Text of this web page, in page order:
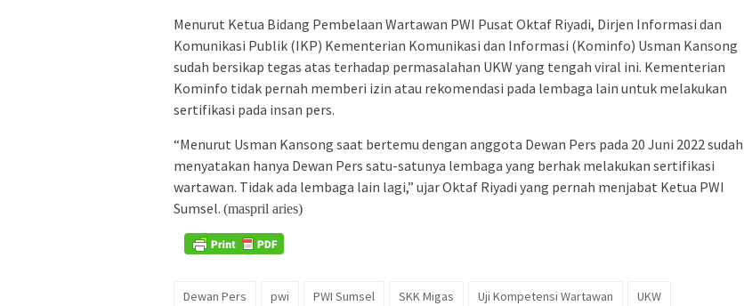
Menurut Ketua Bidang Pembelaan Wartawan PWI Pusat Oktaf Riyadi, Dirjen Informasi dan
Komunikasi Publik (IKP) Kementerian Komunikasi dan Informasi (Kominfo) Usman Kansong
sudah bersikap tegas atas terhadap permasalahan UKW yang tengah viral ini. Kementerian
Kominfo tidak pernah memberi izin atau rekomendasi pada lembaga lain untuk melakukan
sertifikasi pada insan pers.
“Menurut Usman Kansong saat bertemu dengan anggota Dewan Pers pada 20 Juni 2022 sudah
menyatakan hanya Dewan Pers satu-satunya lembaga yang berhak melakukan sertifikasi
wartawan. Tidak ada lembaga lain lagi,” ujar Oktaf Riyadi yang pernah menjabat Ketua PWI
Sumsel. (maspril aries)
Dewan Pers pwi PWI Sumsel SKK Migas Uji Kompetensi Wartawan UKW